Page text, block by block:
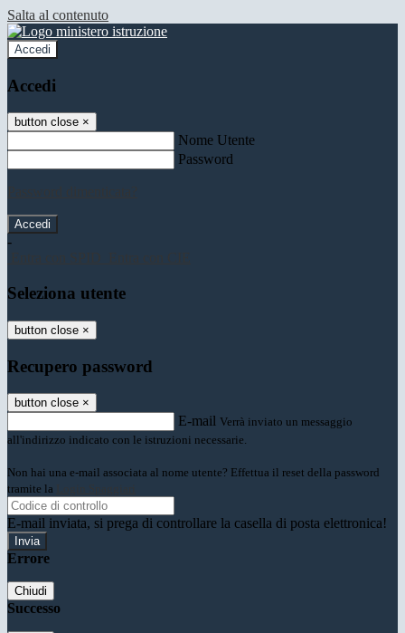
Salta al contenuto
Accedi
Accedi
button close ×
Nome Utente
Password
-
Seleziona utente
button close ×
Recupero password
button close ×
E-mail Verrà inviato un messaggio
all'indirizzo indicato con le istruzioni necessarie.
Non hai una e-mail associata al nome utente? Effettua il reset della password
tramite la
E-mail inviata, si prega di controllare la casella di posta elettronica!
Errore
Chiudi
Successo